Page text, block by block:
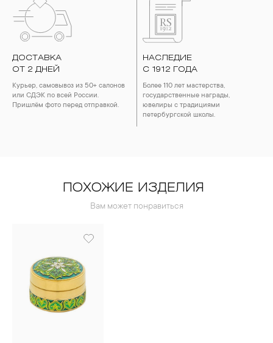
ДОСТАВКА
ОТ 2 ДНЕЙ
Курьер, самовывоз из 50+ салонов
или СДЭК по всей России.
Пришлём фото перед отправкой.
НАСЛЕДИЕ
С 1912 ГОДА
Более 110 лет мастерства,
государственные награды,
ювелиры с традициями
петербургской школы.
ПОХОЖИЕ ИЗДЕЛИЯ
Вам может понравиться